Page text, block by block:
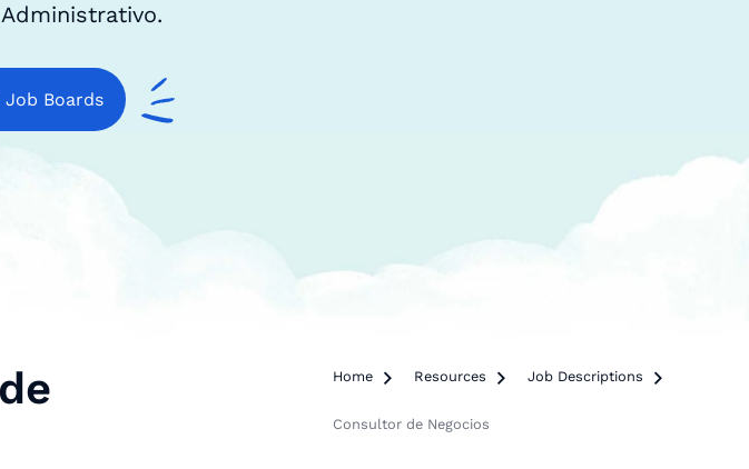
Boards
Home  Resources  Job Descriptions 
Consultor de Negocios